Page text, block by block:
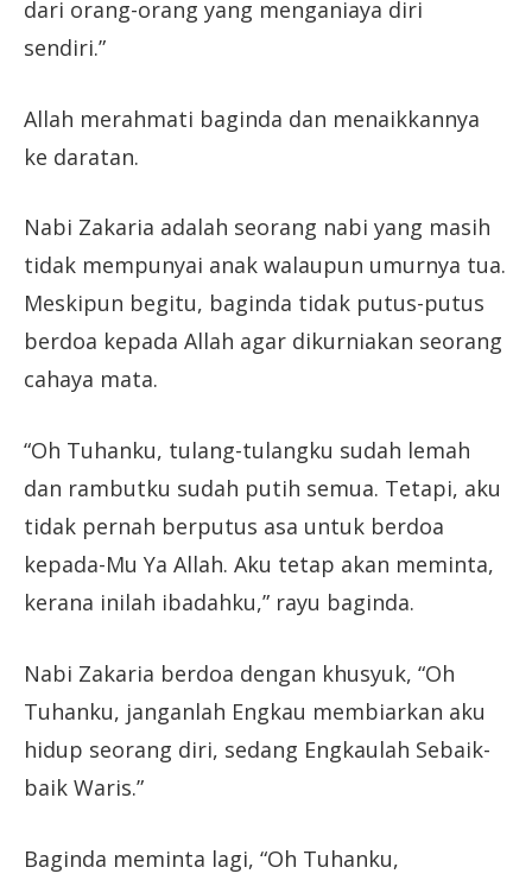
dari orang-orang yang menganiaya diri
sendiri.”
Allah merahmati baginda dan menaikkannya
ke daratan.
Nabi Zakaria adalah seorang nabi yang masih
tidak mempunyai anak walaupun umurnya tua.
Meskipun begitu, baginda tidak putus-putus
berdoa kepada Allah agar dikurniakan seorang
cahaya mata.
“Oh Tuhanku, tulang-tulangku sudah lemah
dan rambutku sudah putih semua. Tetapi, aku
tidak pernah berputus asa untuk berdoa
kepada-Mu Ya Allah. Aku tetap akan meminta,
kerana inilah ibadahku,” rayu baginda.
Nabi Zakaria berdoa dengan khusyuk, “Oh
Tuhanku, janganlah Engkau membiarkan aku
hidup seorang diri, sedang Engkaulah Sebaik-
baik Waris.”
Baginda meminta lagi, “Oh Tuhanku,